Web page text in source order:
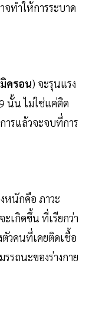
ทำให้การระบาด
ครอน) จะรุนแรง
นั้น ไม่ใช่แค่ติด
ารแล้วจะจบที่การ
นักคือ ภาวะ
ะเกิดขึ้น ที่เรียกว่า
วคนที่เคยติดเชื้อ
รถนะของร่างกาย